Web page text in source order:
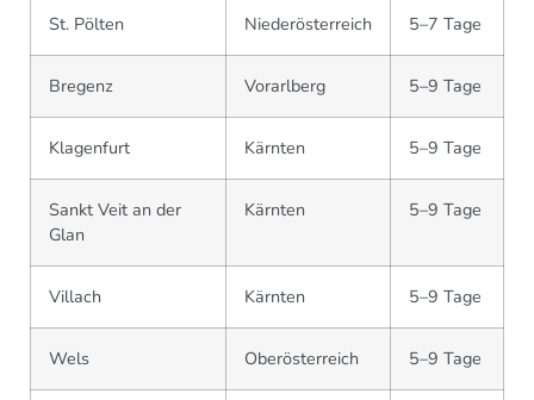
St. Pölten Niederösterreich 5–7 Tage
Bregenz Vorarlberg 5–9 Tage
Klagenfurt Kärnten 5–9 Tage
Sankt Veit an der
Glan
Kärnten 5–9 Tage
Villach Kärnten 5–9 Tage
Wels Oberösterreich 5–9 Tage